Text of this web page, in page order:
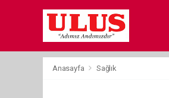
Anasayfa Sağlık